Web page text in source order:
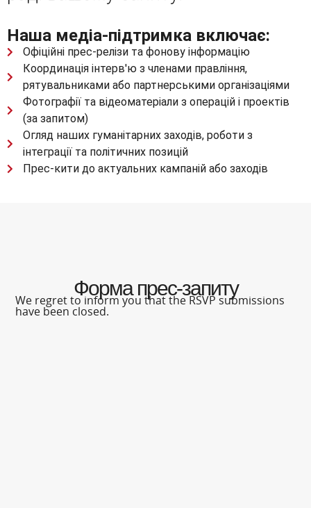
Наша медіа-підтримка включає:
Офіційні прес-релізи та фонову інформацію
Координація інтерв'ю з членами правління,
рятувальниками або партнерськими організаціями
Фотографії та відеоматеріали з операцій і проектів
(за запитом)
Огляд наших гуманітарних заходів, роботи з
інтеграції та політичних позицій
Прес-кити до актуальних кампаній або заходів
Форма прес-запиту
We regret to inform you that the RSVP submissions
have been closed.